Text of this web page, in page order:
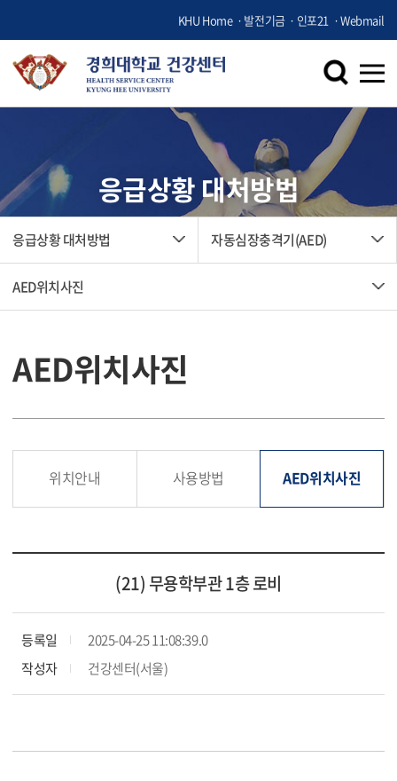
KHU Home 발전기금 인포21 Webmail
응급상황 대처방법
응급상황 대처방법 자동심장충격기(AED)
AED위치사진
AED위치사진
위치안내 사용방법 AED위치사진
(21) 무용학부관 1층 로비
등록일
2025-04-25 11:08:39.0
작성자
건강센터(서울)